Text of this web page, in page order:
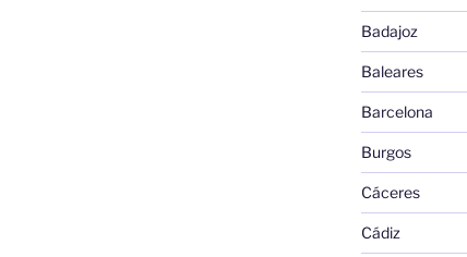
Badajoz
Baleares
Barcelona
Burgos
Cáceres
Cádiz